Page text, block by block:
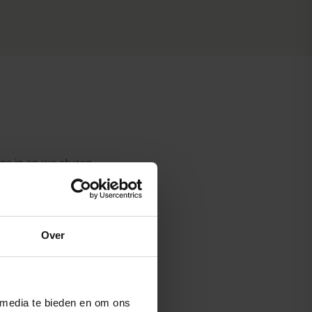
Over
te bieden en om ons
in en we sturen